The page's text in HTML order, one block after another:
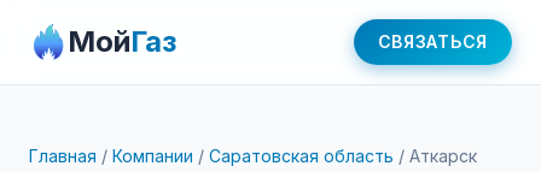
МойГаз СВЯЗАТЬСЯ
Главная / Компании / Саратовская область / Аткарск